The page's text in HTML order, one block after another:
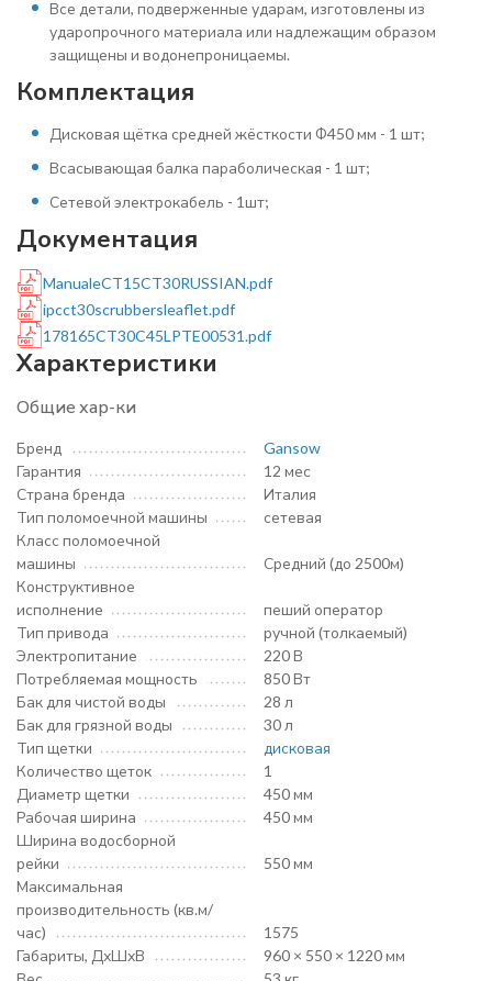
Все детали, подверженные ударам, изготовлены из
ударопрочного материала или надлежащим образом
защищены и водонепроницаемы.
Комплектация
Дисковая щётка средней жёсткости Ф450 мм - 1 шт;
Всасывающая балка параболическая - 1 шт;
Сетевой электрокабель - 1шт;
Документация
ManualeCT15CT30RUSSIAN.pdf
ipcct30scrubbersleaflet.pdf
178165CT30C45LPTE00531.pdf
Характеристики
Общие хар-ки
Бренд
Gansow
Гарантия
12 мес
Страна бренда
Италия
Тип поломоечной машины
сетевая
Класс поломоечной
машины
Средний (до 2500м)
Конструктивное
исполнение
пеший оператор
Тип привода
ручной (толкаемый)
Электропитание
220 В
Потребляемая мощность
850 Вт
Бак для чистой воды
28 л
Бак для грязной воды
30 л
Тип щетки
дисковая
Количество щеток
1
Диаметр щетки
450 мм
Рабочая ширина
450 мм
Ширина водосборной
рейки
550 мм
Максимальная
производительность (кв.м/
час)
1575
Габариты, ДхШхВ
960 × 550 × 1220 мм